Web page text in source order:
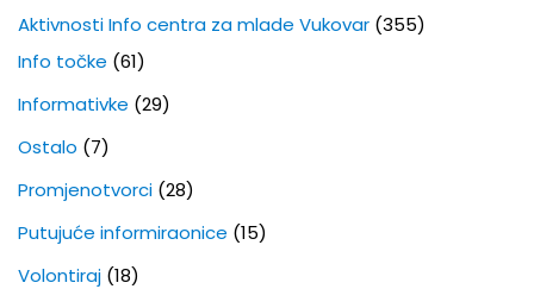
Aktivnosti Info centra za mlade Vukovar (355)
Info točke (61)
Informativke (29)
Ostalo (7)
Promjenotvorci (28)
Putujuće informiraonice (15)
Volontiraj (18)